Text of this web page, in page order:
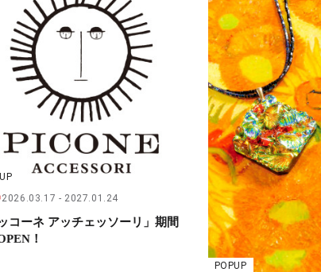
2026.03.17 2027.01.24
ッコーネ アッチェッソーリ」期間
！
POPUP